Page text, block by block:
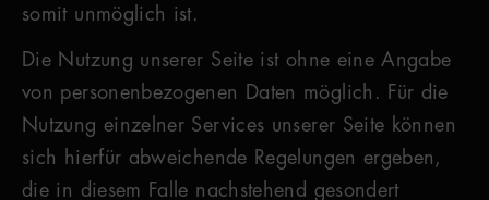
somit unmöglich ist.
Die Nutzung unserer Seite ist ohne eine Angabe
von personenbezogenen Daten möglich. Für die
Nutzung einzelner Services unserer Seite können
sich hierfür abweichende Regelungen ergeben,
die in diesem Falle nachstehend gesondert